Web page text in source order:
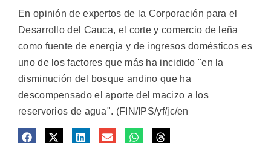
En opinión de expertos de la Corporación para el
Desarrollo del Cauca, el corte y comercio de leña
como fuente de energía y de ingresos domésticos es
uno de los factores que más ha incidido "en la
disminución del bosque andino que ha
descompensado el aporte del macizo a los
reservorios de agua". (FIN/IPS/yf/jc/en